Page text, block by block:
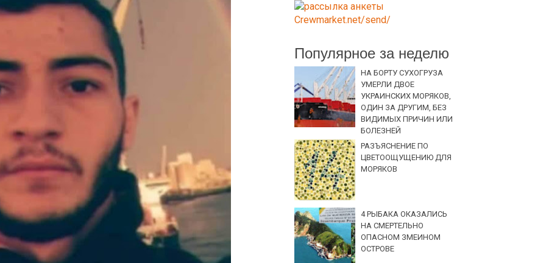
Популярное за неделю
НА БОРТУ СУХОГРУЗА
УМЕРЛИ ДВОЕ
УКРАИНСКИХ МОРЯКОВ,
ОДИН ЗА ДРУГИМ, БЕЗ
ВИДИМЫХ ПРИЧИН ИЛИ
БОЛЕЗНЕЙ
РАЗЪЯСНЕНИЕ ПО
ЦВЕТООЩУЩЕНИЮ ДЛЯ
МОРЯКОВ
4 РЫБАКА ОКАЗАЛИСЬ
НА СМЕРТЕЛЬНО
ОПАСНОМ ЗМЕИНОМ
ОСТРОВЕ